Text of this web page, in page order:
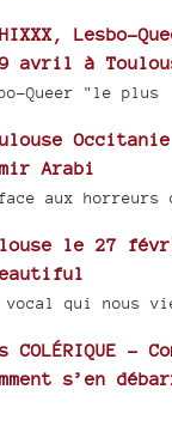
Lesbo-
avril à
Queer "le plus
Arabi
aux horreurs
le 27
vocal qui nous
-
s’en